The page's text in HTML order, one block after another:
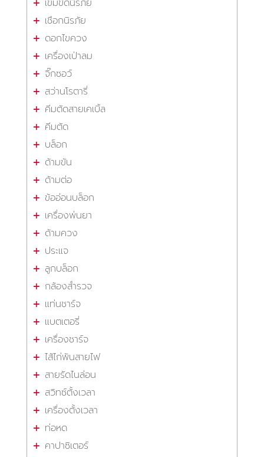
เข็มขัดนิรภัย
เชือกนิรภัย
ดอกไขควง
เครื่องเป่าลม
จิ๊กซอว์
สว่านโรตารี่
คีมตัดสายเคเบิ้ล
คีมตัด
บล็อก
ด้ามขัน
ด้ามต่อ
ข้ออ่อนบล็อก
เครื่องพ่นยา
ด้ามควง
ประแจ
ลูกบล็อก
กล้องสำรวจ
แท่นชาร์จ
แบตเตอรี่
เครื่องชาร์จ
ไส้ไก่พันสายไฟ
สายรัดไนล่อน
สวิทซ์ตั้งเวลา
เครื่องตั้งเวลา
ท่อหด
คาปาซิเตอร์